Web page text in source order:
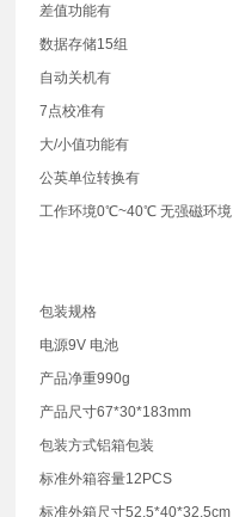
差值功能有
数据存储15组
自动关机有
7点校准有
大/小值功能有
公英单位转换有
工作环境0℃~40℃ 无强磁环境
包装规格
电源9V 电池
产品净重990g
产品尺寸67*30*183mm
包装方式铝箱包装
标准外箱容量12PCS
标准外箱尺寸52.5*40*32.5cm